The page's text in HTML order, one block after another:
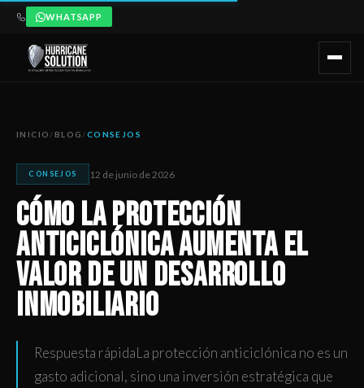
WHATSAPP
INICIO / BLOG /CONSEJOS
CONSEJOS 12 de junio de 2026
Cómo la protección
anticiclónica aumenta el
valor de un desarrollo
inmobiliario
Respuesta rápidaLa protección anticiclónica no es un
gasto adicional, sino una inversión estratégica que